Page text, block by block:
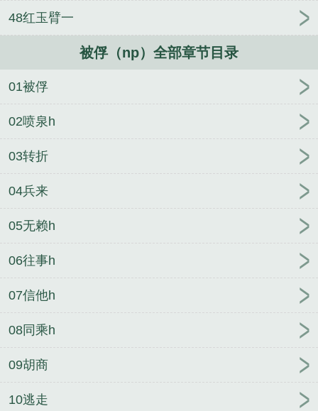
48红玉臂一
被俘（np）全部章节目录
01被俘
02喷泉h
03转折
04兵来
05无赖h
06往事h
07信他h
08同乘h
09胡商
10逃走